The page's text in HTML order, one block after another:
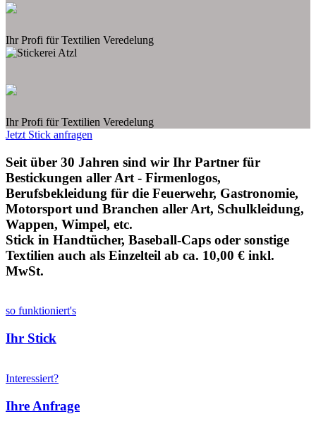
Ihr Profi für Textilien Veredelung
Ihr Profi für Textilien Veredelung
Jetzt Stick anfragen
Seit über 30 Jahren sind wir Ihr Partner für
Bestickungen aller Art - Firmenlogos,
Berufsbekleidung für die Feuerwehr, Gastronomie,
Motorsport und Branchen aller Art, Schulkleidung,
Wappen, Wimpel, etc.
Stick in Handtücher, Baseball-Caps oder sonstige
Textilien auch als Einzelteil ab ca. 10,00 € inkl.
MwSt.
so funktioniert's
Ihr Stick
Interessiert?
Ihre Anfrage